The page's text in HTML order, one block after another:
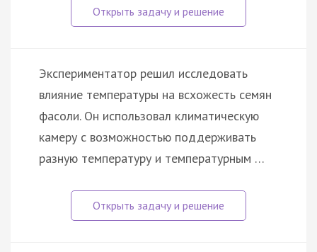
Экспериментатор решил исследовать
влияние температуры на всхожесть семян
фасоли. Он использовал климатическую
камеру с возможностью поддерживать
разную температуру и температурным …